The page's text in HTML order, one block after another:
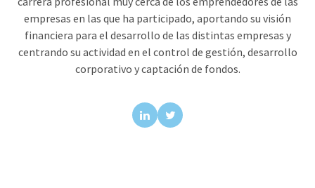
carrera profesional muy cerca de los emprendedores de las
empresas en las que ha participado, aportando su visión
financiera para el desarrollo de las distintas empresas y
centrando su actividad en el control de gestión, desarrollo
corporativo y captación de fondos.